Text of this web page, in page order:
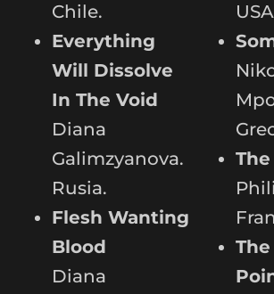
Chile.
Everything
Will Dissolve
In The Void
Diana
Galimzyanova.
Rusia.
Flesh Wanting
Blood
Diana